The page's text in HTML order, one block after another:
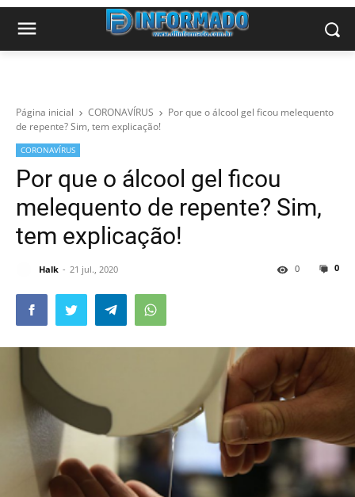
Página inicial CORONAVÍRUS
Por que o álcool gel ficou melequento
de repente? Sim, tem explicação!
CORONAVÍRUS
Por que o álcool gel ficou
melequento de repente? Sim,
tem explicação!
Halk 21 jul., 2020 0
0